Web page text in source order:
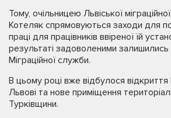
Тому, очільницею Львіської
Котеляк спрямовуються заходи для
праці для працівників ввіреної їй
результаті задоволеними залишились
Міграційної служби.
В цьому році вже відбулося
Львові та нове приміщення
Турківщини.